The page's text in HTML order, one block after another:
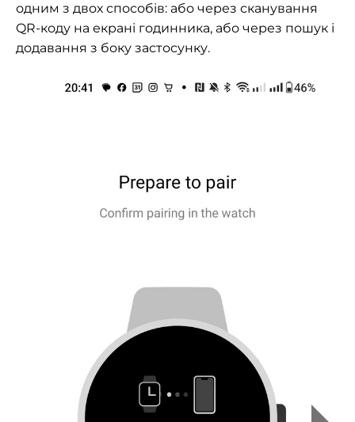
одним з двох способів: або через сканування
QR-коду на екрані годинника, або через пошук і
додавання з боку застосунку.